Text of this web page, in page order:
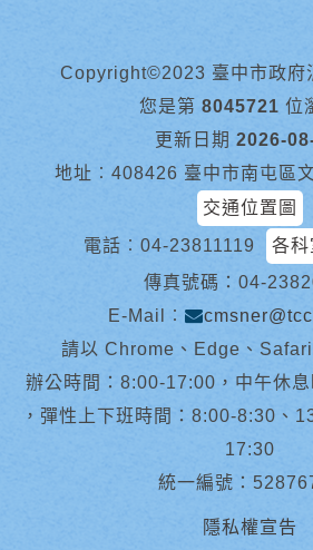
Copyright©2023 臺中市政府
您是第 8045721 位
更新日期 2026-
地址︰408426 臺中市南屯區
交通位置圖
電話︰ 04-23811119
各科
傳真號碼：04-
E-Mail︰
請以 Chrome、Edge、
辦公時間：8:00-17:00，中午休
，彈性上下班時間：8:00-8:30、
17:30
統一編號：
隱私權宣告